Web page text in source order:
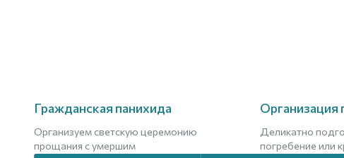
Гражданская панихида
Организуем светскую церемонию
прощания с умершим
Организация
Деликатно
погребение или